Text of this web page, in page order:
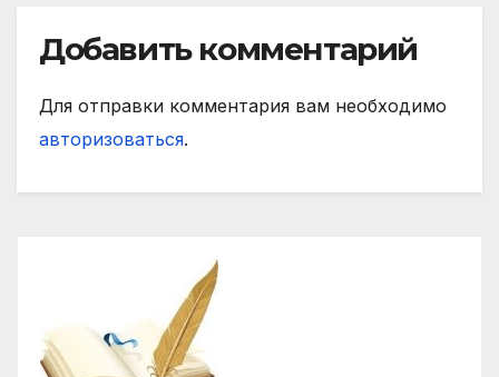
Добавить комментарий
Для отправки комментария вам необходимо
авторизоваться.